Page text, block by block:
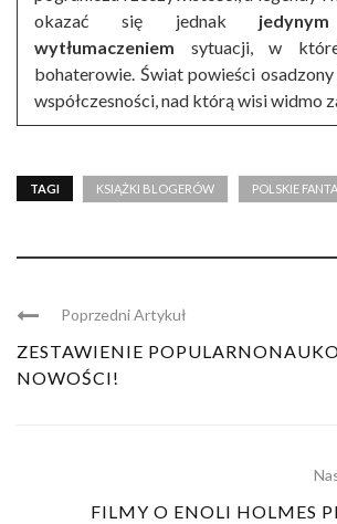
okazać się jednak
wytłumaczeniem sytuacji, w
bohaterowie. Świat powieści
współczesności, nad którą wisi widmo
TAGI KSIĄŻKI BLOGERÓW POLSKIE
Poprzedni Artykuł
ZESTAWIENIE
NOWOŚCI!
FILMY O ENOLI HOLMES